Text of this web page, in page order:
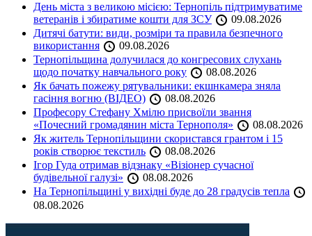
День міста з великою місією: Тернопіль підтримуватиме
ветеранів і збиратиме кошти для ЗСУ
09.08.2026
Дитячі батути: види, розміри та правила безпечного
використання
09.08.2026
Тернопільщина долучилася до конгресових слухань
щодо початку навчального року
08.08.2026
Як бачать пожежу рятувальники: екшнкамера зняла
гасіння вогню (ВІДЕО)
08.08.2026
Професору Стефану Хмілю присвоїли звання
«Почесний громадянин міста Тернополя»
08.08.2026
Як житель Тернопільщини скористався грантом і 15
років створює текстиль
08.08.2026
Ігор Гуда отримав відзнаку «Візіонер сучасної
будівельної галузі»
08.08.2026
На Тернопільщині у вихідні буде до 28 градусів тепла
08.08.2026